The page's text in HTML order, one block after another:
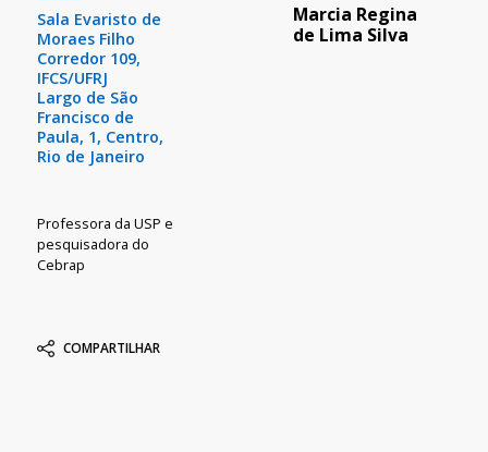
Sala Evaristo de
Moraes Filho
Corredor 109,
IFCS/UFRJ
Largo de São
Francisco de
Paula, 1, Centro,
Rio de Janeiro
Professora da USP e
pesquisadora do
Cebrap
COMPARTILHAR
Marcia Regina
de Lima Silva